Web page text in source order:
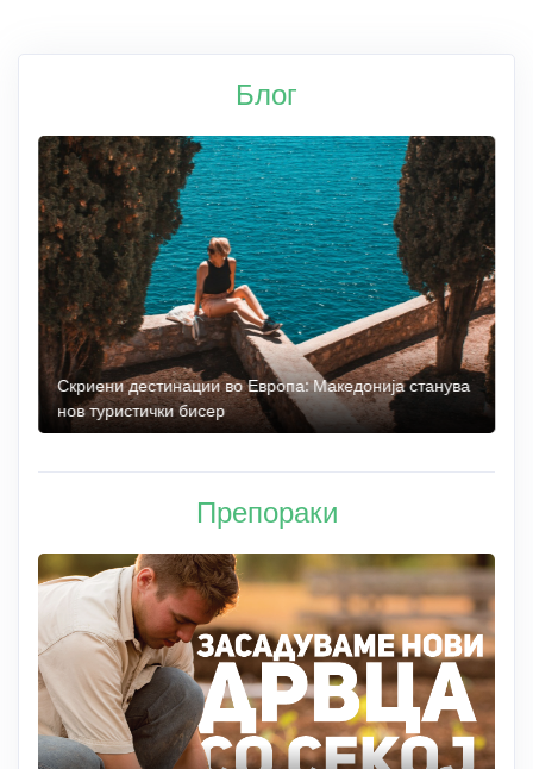
Блог
Скриени дестинации во Европа: Македонија станува
нов туристички бисер
Препораки